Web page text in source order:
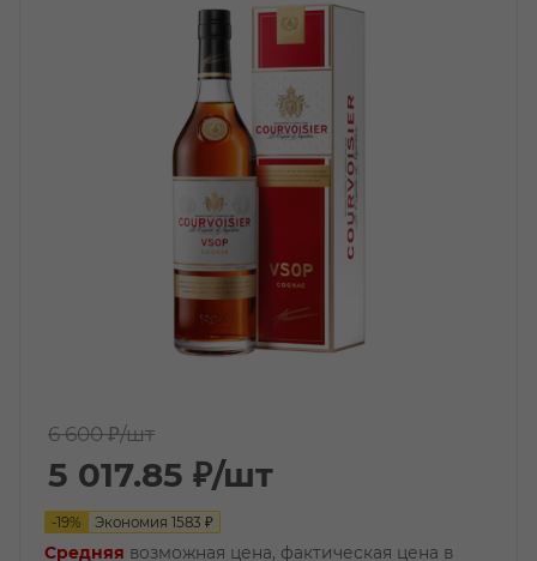
6 600 ₽/шт
5 017.85 ₽/шт
-19% Экономия 1583 ₽
Средняя возможная цена, фактическая цена в